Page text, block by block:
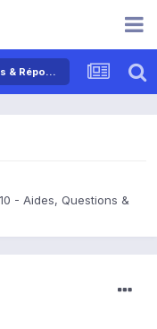
Sony Ericsson Xperia X10 - Aides, Questions & Réponses
- Aides, Questions &